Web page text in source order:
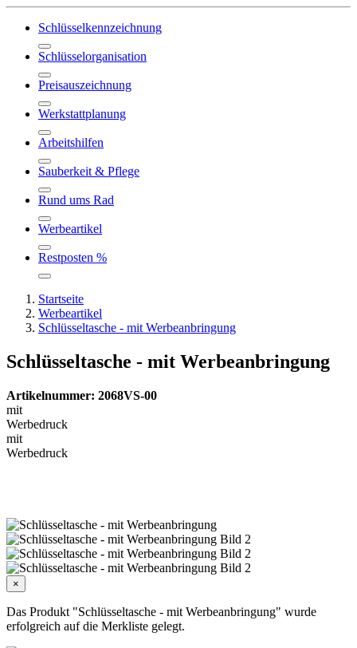
Schlüsselkennzeichnung
Schlüsselorganisation
Preisauszeichnung
Werkstattplanung
Arbeitshilfen
Sauberkeit & Pflege
Rund ums Rad
Werbeartikel
Restposten %
Startseite
Werbeartikel
Schlüsseltasche - mit Werbeanbringung
Schlüsseltasche - mit Werbeanbringung
Artikelnummer: 2068VS-00
mit
Werbedruck
mit
Werbedruck
×
Das Produkt "Schlüsseltasche - mit Werbeanbringung" wurde
erfolgreich auf die Merkliste gelegt.